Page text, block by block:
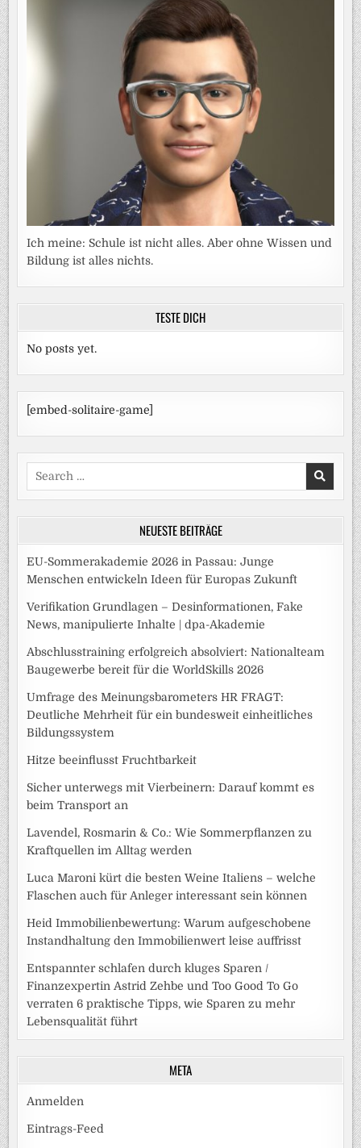
Ich meine: Schule ist nicht alles. Aber ohne Wissen und
Bildung ist alles nichts.
TESTE DICH
No posts yet.
[embed-solitaire-game]
Search
for:
NEUESTE BEITRÄGE
EU-Sommerakademie 2026 in Passau: Junge
Menschen entwickeln Ideen für Europas Zukunft
Verifikation Grundlagen – Desinformationen, Fake
News, manipulierte Inhalte | dpa-Akademie
Abschlusstraining erfolgreich absolviert: Nationalteam
Baugewerbe bereit für die WorldSkills 2026
Umfrage des Meinungsbarometers HR FRAGT:
Deutliche Mehrheit für ein bundesweit einheitliches
Bildungssystem
Hitze beeinflusst Fruchtbarkeit
Sicher unterwegs mit Vierbeinern: Darauf kommt es
beim Transport an
Lavendel, Rosmarin & Co.: Wie Sommerpflanzen zu
Kraftquellen im Alltag werden
Luca Maroni kürt die besten Weine Italiens – welche
Flaschen auch für Anleger interessant sein können
Heid Immobilienbewertung: Warum aufgeschobene
Instandhaltung den Immobilienwert leise auffrisst
Entspannter schlafen durch kluges Sparen /
Finanzexpertin Astrid Zehbe und Too Good To Go
verraten 6 praktische Tipps, wie Sparen zu mehr
Lebensqualität führt
META
Anmelden
Eintrags-Feed